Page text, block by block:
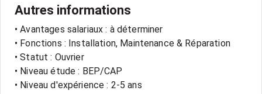
Autres informations
• Avantages salariaux : à déterminer
• Fonctions : Installation, Maintenance & Réparation
• Statut : Ouvrier
• Niveau étude : BEP/CAP
• Niveau d'expérience : 2-5 ans